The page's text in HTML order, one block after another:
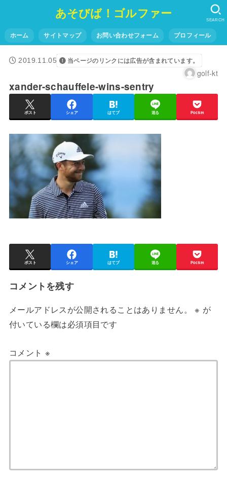
あそびば！ゴルファー
ホーム サイトマップ お問い合わせフォーム プロフィール
SEARCH
2019.11.05 当ページのリンクには広告が含まれています。
golf-kt
xander-schauffele-wins-sentry
ポスト シェア はてブ 送る Pocket
ポスト シェア はてブ 送る Pocket
コメントを残す
メールアドレスが公開されることはありません。 ※ が
付いている欄は必須項目です
コメント ※